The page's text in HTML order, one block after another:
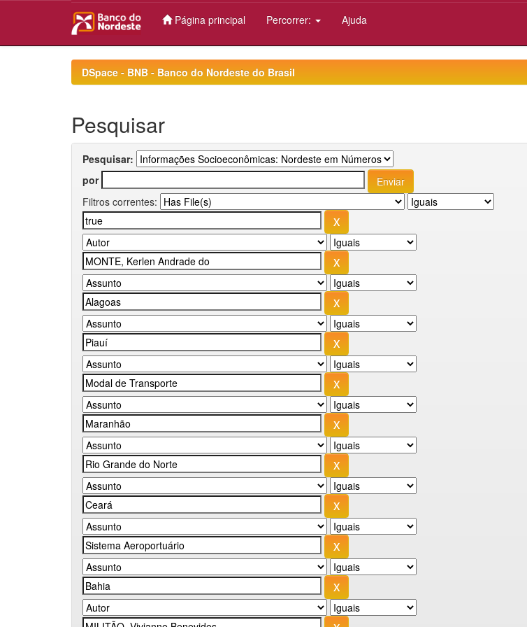
Página principal Percorrer: Ajuda
DSpace - BNB - Banco do Nordeste do Brasil
Pesquisar
Pesquisar:
por
Filtros correntes: